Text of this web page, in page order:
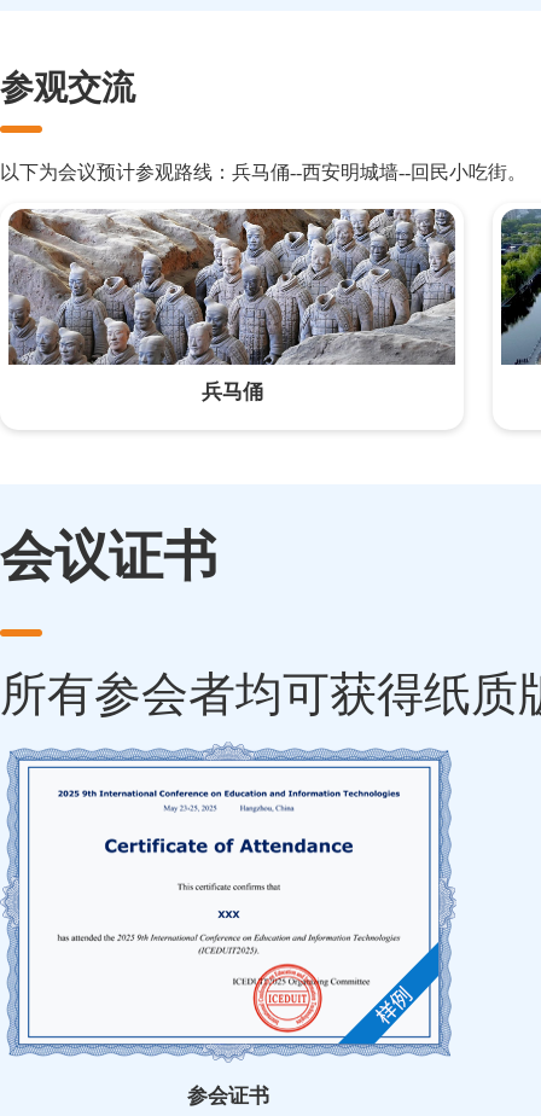
参观交流
以下为会议预计参观路线：兵马俑--西安明城墙--回民小吃街。
兵马俑
会议证书
所有参会者均可获得纸质
参会证书